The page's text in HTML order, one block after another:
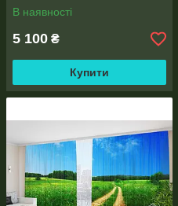
В наявності
5 100 ₴
Купити